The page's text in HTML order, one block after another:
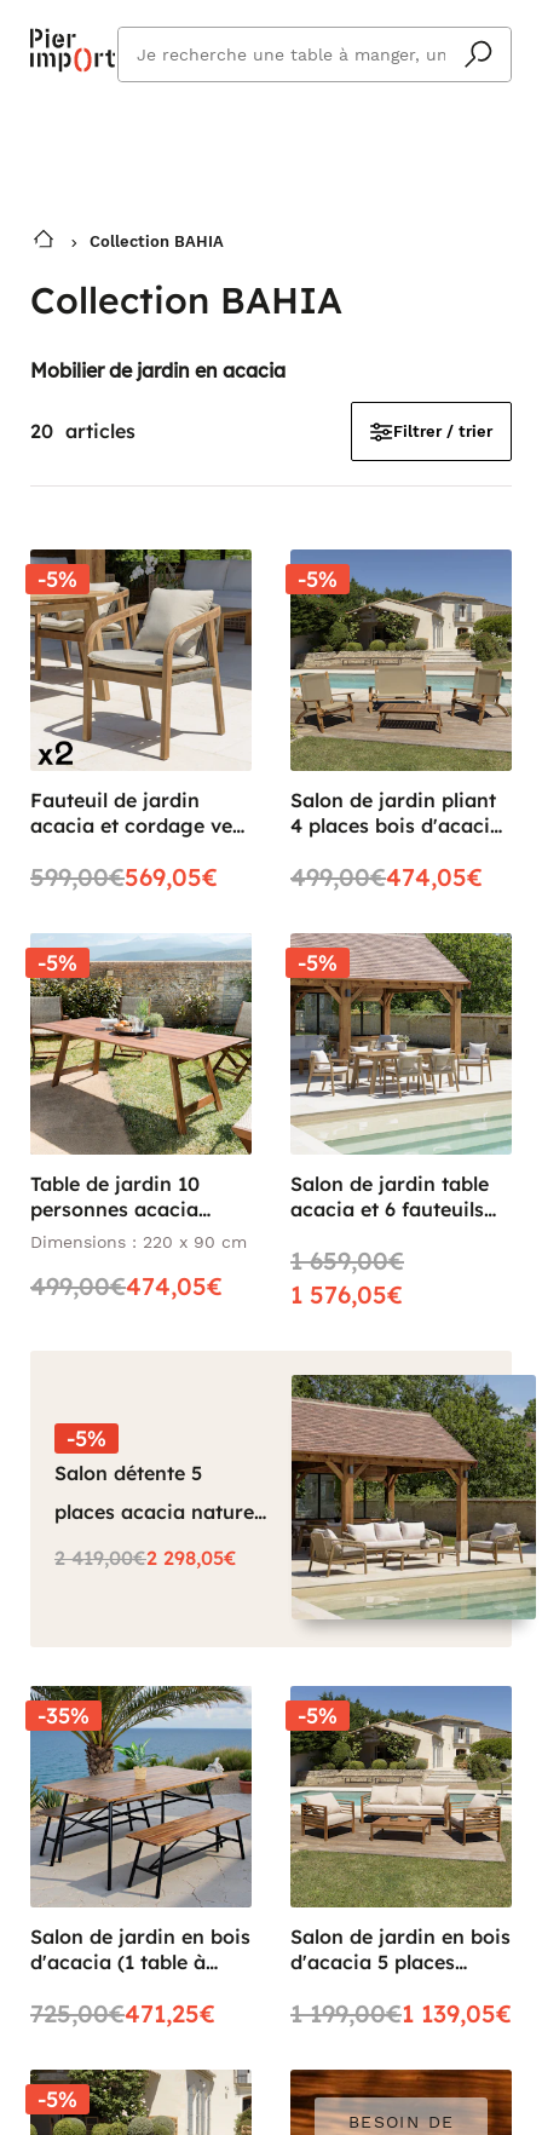
Vous êtes absent ? Pier Import s'adapte
et vous livre à votre retour.
En savoir plus
cherchez
vous ?
Collection BAHIA
Collection BAHIA
Mobilier de jardin en acacia
20 articles Filtrer / trier
-5%
Fauteuil de jardin
acacia et cordage vert
2) BAHIA
599,00€569,05€
-5%
Salon de jardin pliant
4 places bois d'acacia
499,00€474,05€
-5%
Table de jardin 10
personnes acacia
220x90 BAHIA
Dimensions : 220 x 90 cm
499,00€474,05€
-5%
Salon de jardin table
acacia et 6 fauteuils
coussins BAHIA
1 659,00€
1 576,05€
-5%
Salon détente 5
places acacia naturel
et cordage beige
2 419,00€2 298,05€
-35%
Salon de jardin en bois
d'acacia (1 table à
bancs 130 cm) BAHIA
725,00€471,25€
-5%
Salon de jardin en bois
d'acacia 5 places
1 199,00€1 139,05€
-5%
BESOIN DE